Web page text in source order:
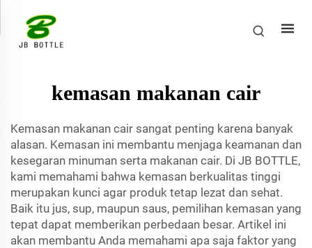
kemasan makanan cair
Kemasan makanan cair sangat penting karena banyak
alasan. Kemasan ini membantu menjaga keamanan dan
kesegaran minuman serta makanan cair. Di JB BOTTLE,
kami memahami bahwa kemasan berkualitas tinggi
merupakan kunci agar produk tetap lezat dan sehat.
Baik itu jus, sup, maupun saus, pemilihan kemasan yang
tepat dapat memberikan perbedaan besar. Artikel ini
akan membantu Anda memahami apa saja faktor yang